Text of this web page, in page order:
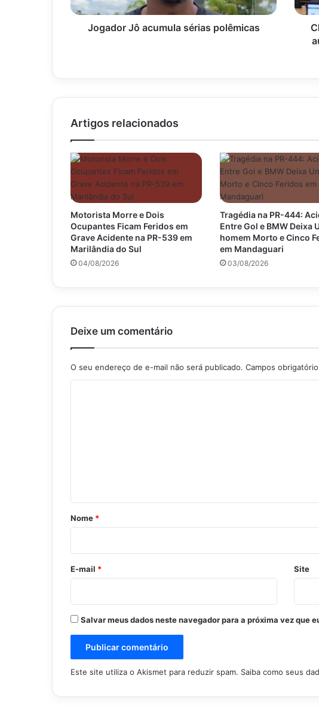
Jogador Jô acumula sérias polêmicas
de
pena
Artigos relacionados
Motorista Morre e Dois
Ocupantes Ficam Feridos em
Grave Acidente na PR-539 em
Marilândia do Sul
04/08/2026
Tragédia na PR-444:
Entre Gol e BMW Deixa
homem Morto e Cinco
em Mandaguari
03/08/2026
Deixe um comentário
O seu endereço de e-mail não será publicado. Campos
r
o
*
Nome *
E-mail * Site
Salvar meus dados neste navegador para a próxima vez que
Este site utiliza o Akismet para reduzir spam. Saiba como seus